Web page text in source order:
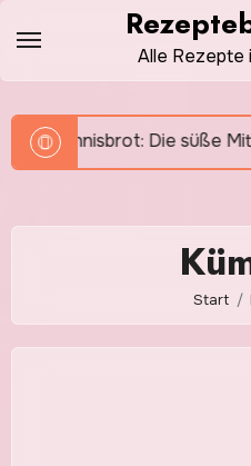
Inhalt
springen
Alle Rezepte
Die süße
Start